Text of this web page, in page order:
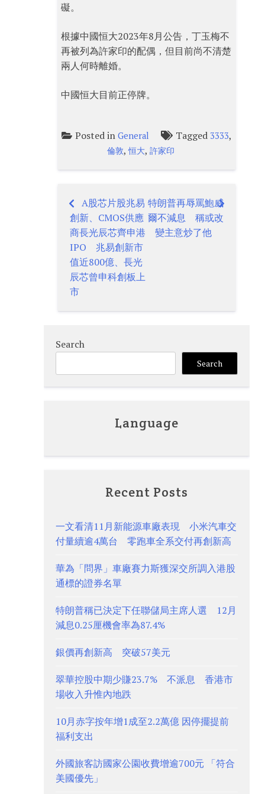
礙。
根據中國恒大2023年8月公告，丁玉梅不
再被列為許家印的配偶，但目前尚不清楚
兩人何時離婚。
中國恒大目前正停牌。
Posted inGeneral Tagged 3333,
倫敦,恒大,許家印
Post
navigation
A股芯片股兆易
創新、CMOS供應
商長光辰芯齊申港
IPO 兆易創新市
值近800億、長光
辰芯曾申科創板上
市
特朗普再辱罵鮑威
爾不減息 稱或改
變主意炒了他
Search
Search
Language
Recent Posts
一文看清11月新能源車廠表現 小米汽車交
付量續逾4萬台 零跑車全系交付再創新高
華為「問界」車廠賽力斯獲深交所調入港股
通標的證券名單
特朗普稱已決定下任聯儲局主席人選 12月
減息0.25厘機會率為87.4%
銀價再創新高 突破57美元
翠華控股中期少賺23.7% 不派息 香港市
場收入升惟內地跌
10月赤字按年增1成至2.2萬億 因停擺提前
福利支出
外國旅客訪國家公園收費增逾700元 「符合
美國優先」